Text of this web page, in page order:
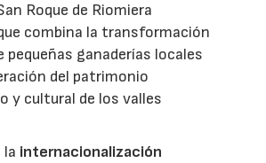
Roque de Riomiera
combina la transformación
pequeñas ganaderías locales
del patrimonio
y cultural de los valles
la internacionalización